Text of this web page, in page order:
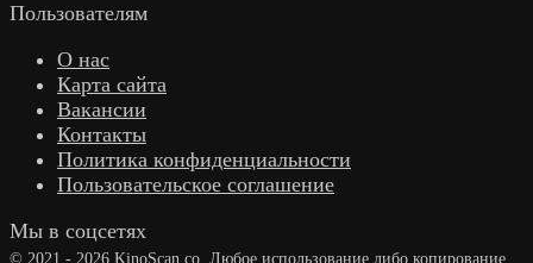
Пользователям
О нас
Карта сайта
Вакансии
Контакты
Политика конфиденциальности
Пользовательское соглашение
Мы в соцсетях
© 2021 - 2026 KinoScan.co. Любое использование либо копирование